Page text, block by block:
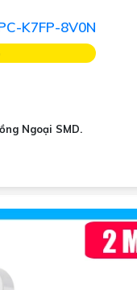
K7FP-8V0N
Ngoại SMD.